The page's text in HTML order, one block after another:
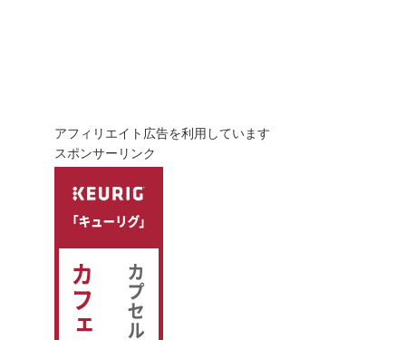
アフィリエイト広告を利用しています
スポンサーリンク